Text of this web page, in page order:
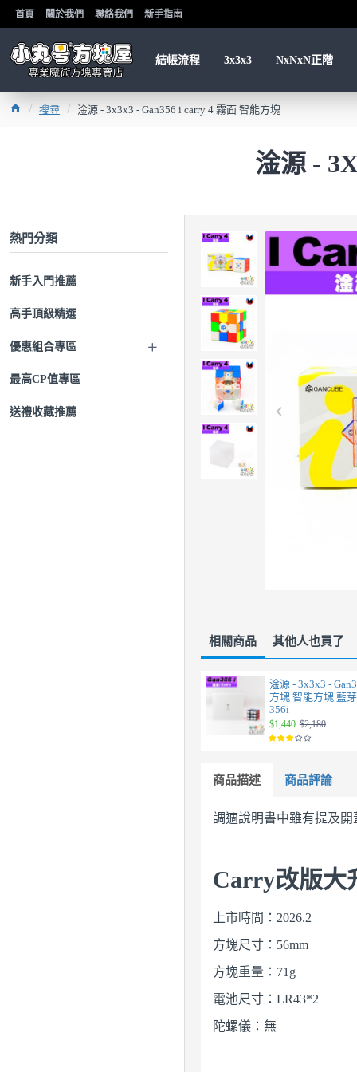
首頁 關於我們 聯絡我們 新手指南
結帳流程 3x3x3 NxNxN正階
搜尋 淦源 - 3x3x3 - Gan356 i carry 4 霧面 智能方塊
淦源 -
熱門分類
新手入門推薦
高手頂級精選
優惠組合專區
最高CP值專區
送禮收藏推薦
相關商品 其他人也買了
淦源 - 3x3x3 -
方塊 智能方塊 藍
356i
$1,440 $2,180
商品描述 商品評論
調適說明書中雖有提及
Carry改版大
上市時間：2026.2
方塊尺寸：56mm
方塊重量：71g
電池尺寸：LR43*2
陀螺儀：無